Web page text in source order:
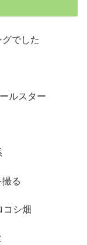
でした
ルスター
る
コシ畑